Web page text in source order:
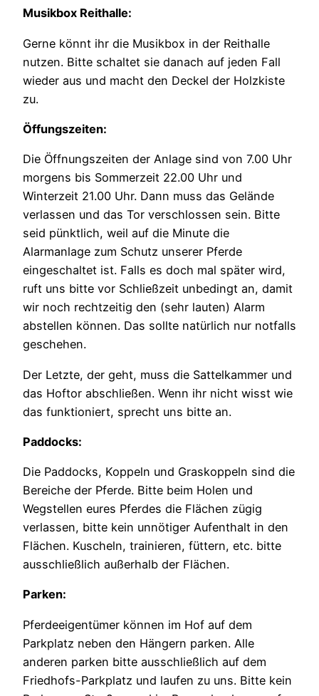
Musikbox Reithalle:
Gerne könnt ihr die Musikbox in der Reithalle
nutzen. Bitte schaltet sie danach auf jeden Fall
wieder aus und macht den Deckel der Holzkiste
zu.
Öffungszeiten:
Die Öffnungszeiten der Anlage sind von 7.00 Uhr
morgens bis Sommerzeit 22.00 Uhr und
Winterzeit 21.00 Uhr. Dann muss das Gelände
verlassen und das Tor verschlossen sein. Bitte
seid pünktlich, weil auf die Minute die
Alarmanlage zum Schutz unserer Pferde
eingeschaltet ist. Falls es doch mal später wird,
ruft uns bitte vor Schließzeit unbedingt an, damit
wir noch rechtzeitig den (sehr lauten) Alarm
abstellen können. Das sollte natürlich nur notfalls
geschehen.
Der Letzte, der geht, muss die Sattelkammer und
das Hoftor abschließen. Wenn ihr nicht wisst wie
das funktioniert, sprecht uns bitte an.
Paddocks:
Die Paddocks, Koppeln und Graskoppeln sind die
Bereiche der Pferde. Bitte beim Holen und
Wegstellen eures Pferdes die Flächen zügig
verlassen, bitte kein unnötiger Aufenthalt in den
Flächen. Kuscheln, trainieren, füttern, etc. bitte
ausschließlich außerhalb der Flächen.
Parken:
Pferdeeigentümer können im Hof auf dem
Parkplatz neben den Hängern parken. Alle
anderen parken bitte ausschließlich auf dem
Friedhofs-Parkplatz und laufen zu uns. Bitte kein